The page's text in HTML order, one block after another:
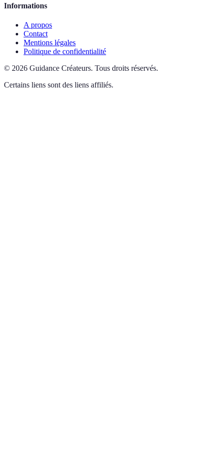
Informations
A propos
Contact
Mentions légales
Politique de confidentialité
© 2026 Guidance Créateurs. Tous droits réservés.
Certains liens sont des liens affiliés.